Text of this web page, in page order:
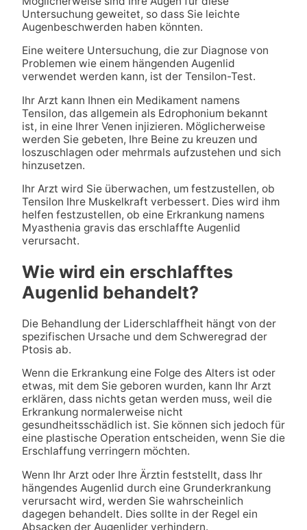
Untersuchung geweitet, so dass Sie leichte
Augenbeschwerden haben könnten.
Eine weitere Untersuchung, die zur Diagnose von
Problemen wie einem hängenden Augenlid
verwendet werden kann, ist der Tensilon-Test.
Ihr Arzt kann Ihnen ein Medikament namens
Tensilon, das allgemein als Edrophonium bekannt
ist, in eine Ihrer Venen injizieren. Möglicherweise
werden Sie gebeten, Ihre Beine zu kreuzen und
loszuschlagen oder mehrmals aufzustehen und sich
hinzusetzen.
Ihr Arzt wird Sie überwachen, um festzustellen, ob
Tensilon Ihre Muskelkraft verbessert. Dies wird ihm
helfen festzustellen, ob eine Erkrankung namens
Myasthenia gravis das erschlaffte Augenlid
verursacht.
Wie wird ein erschlafftes
Augenlid behandelt?
Die Behandlung der Liderschlaffheit hängt von der
spezifischen Ursache und dem Schweregrad der
Ptosis ab.
Wenn die Erkrankung eine Folge des Alters ist oder
etwas, mit dem Sie geboren wurden, kann Ihr Arzt
erklären, dass nichts getan werden muss, weil die
Erkrankung normalerweise nicht
gesundheitsschädlich ist. Sie können sich jedoch für
eine plastische Operation entscheiden, wenn Sie die
Erschlaffung verringern möchten.
Wenn Ihr Arzt oder Ihre Ärztin feststellt, dass Ihr
hängendes Augenlid durch eine Grunderkrankung
verursacht wird, werden Sie wahrscheinlich
dagegen behandelt. Dies sollte in der Regel ein
Absacken der Augenlider verhindern.